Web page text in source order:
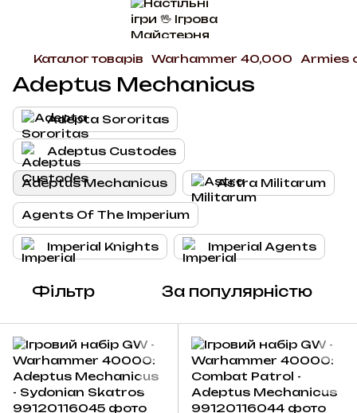
Каталог товарів Warhammer 40,000 Armies
Adeptus Mechanicus
Adepta Sororitas
Adeptus Custodes
Adeptus Mechanicus Astra Militarum
Agents Of The Imperium
Imperial Knights Imperial Agents
Фільтр За популярністю